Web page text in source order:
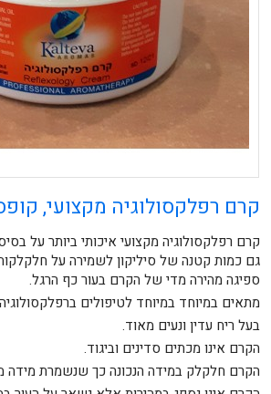
קרם רפלקסולוגיה מקצועי, קופסה 1/4
קרם רפלקסולוגיה מקצועי איכותי ביותר על
גם כמות קטנה של סיליקון לשמירה על
ספיגה מהירה מדי של הקרם בעור כף הרגל.
מתאים במיוחד במיוחד לטיפולים
בעל ריח עדין ונעים מאוד.
הקרם אינו מכתים סדינים וביגוד.
הקרם חלקלק במידה הנכונה כך שנשמרת מידה